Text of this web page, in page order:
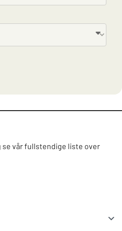
vår fullstendige liste over